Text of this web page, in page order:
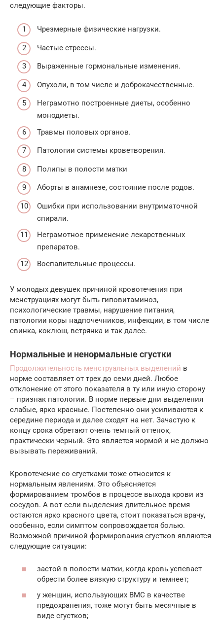
следующие факторы.
Чрезмерные физические нагрузки.
Частые стрессы.
Выраженные гормональные изменения.
Опухоли, в том числе и доброкачественные.
Неграмотно построенные диеты, особенно
монодиеты.
Травмы половых органов.
Патологии системы кроветворения.
Полипы в полости матки
Аборты в анамнезе, состояние после родов.
Ошибки при использовании внутриматочной
спирали.
Неграмотное применение лекарственных
препаратов.
Воспалительные процессы.
У молодых девушек причиной кровотечения при
менструациях могут быть гиповитаминоз,
психологические травмы, нарушение питания,
патологии коры надпочечников, инфекции, в том числе
свинка, коклюш, ветрянка и так далее.
Нормальные и ненормальные сгустки
Продолжительность менструальных выделений в
норме составляет от трех до семи дней. Любое
отклонение от этого показателя в ту или иную сторону
– признак патологии. В норме первые дни выделения
слабые, ярко красные. Постепенно они усиливаются к
середине периода и далее сходят на нет. Зачастую к
концу срока обретают очень темный оттенок,
практически черный. Это является нормой и не должно
вызывать переживаний.
Кровотечение со сгустками тоже относится к
нормальным явлениям. Это объясняется
формированием тромбов в процессе выхода крови из
сосудов. А вот если выделения длительное время
остаются ярко красного цвета, стоит показаться врачу,
особенно, если симптом сопровождается болью.
Возможной причиной формирования сгустков являются
следующие ситуации:
застой в полости матки, когда кровь успевает
обрести более вязкую структуру и темнеет;
у женщин, использующих ВМС в качестве
предохранения, тоже могут быть месячные в
виде сгустков;